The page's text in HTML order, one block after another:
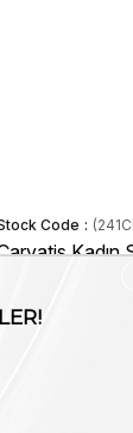
Code
Kadın
Amount
We recommend